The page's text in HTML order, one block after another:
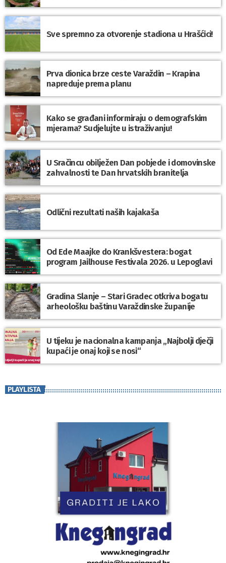
Sve spremno za otvorenje stadiona u Hrašćici!
Prva dionica brze ceste Varaždin – Krapina
napreduje prema planu
Kako se građani informiraju o demografskim
mjerama? Sudjelujte u istraživanju!
U Sračincu obilježen Dan pobjede i domovinske
zahvalnosti te Dan hrvatskih branitelja
Odlični rezultati naših kajakaša
Od Ede Maajke do Krankšvestera: bogat
program Jailhouse Festivala 2026. u Lepoglavi
Gradina Slanje – Stari Gradec otkriva bogatu
arheološku baštinu Varaždinske županije
U tijeku je nacionalna kampanja „Najbolji dječji
kupaći je onaj koji se nosi“
PLAYLISTA